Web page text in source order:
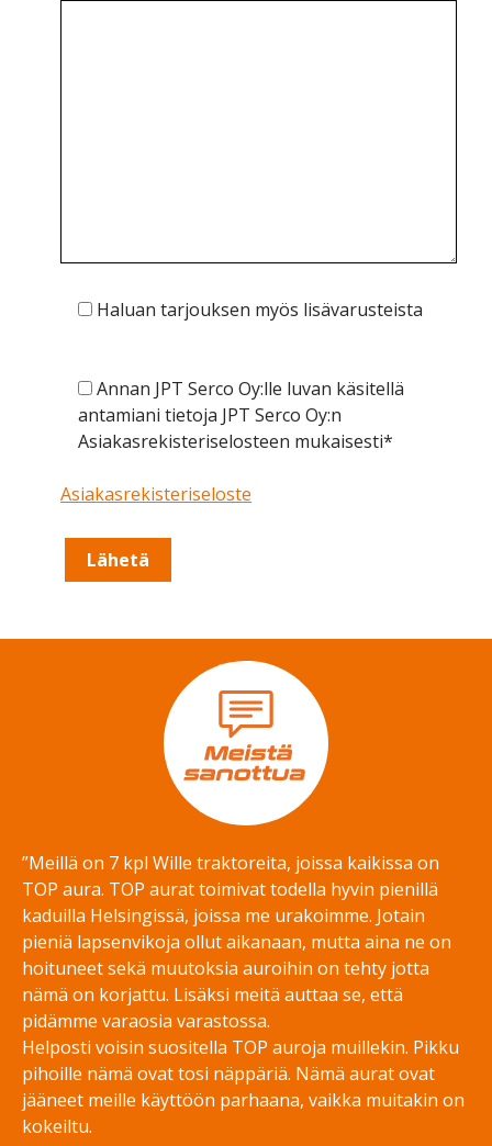
Haluan tarjouksen myös lisävarusteista
Annan JPT Serco Oy:lle luvan käsitellä
antamiani tietoja JPT Serco Oy:n
Asiakasrekisteriselosteen mukaisesti*
Asiakasrekisteriseloste
”Meillä on 7 kpl Wille traktoreita, joissa kaikissa on
TOP aura. TOP aurat toimivat todella hyvin pienillä
kaduilla Helsingissä, joissa me urakoimme. Jotain
pieniä lapsenvikoja ollut aikanaan, mutta aina ne on
hoituneet sekä muutoksia auroihin on tehty jotta
nämä on korjattu. Lisäksi meitä auttaa se, että
pidämme varaosia varastossa.
Helposti voisin suositella TOP auroja muillekin. Pikku
pihoille nämä ovat tosi näppäriä. Nämä aurat ovat
jääneet meille käyttöön parhaana, vaikka muitakin on
kokeiltu.